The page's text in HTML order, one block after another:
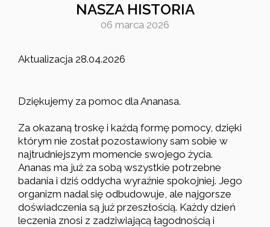
NASZA HISTORIA
06 marca 2026
Aktualizacja 28.04.2026
Dziękujemy za pomoc dla Ananasa.
Za okazaną troskę i każdą formę pomocy, dzięki
którym nie został pozostawiony sam sobie w
najtrudniejszym momencie swojego życia.
Ananas ma już za sobą wszystkie potrzebne
badania i dziś oddycha wyraźnie spokojniej. Jego
organizm nadal się odbudowuje, ale najgorsze
doświadczenia są już przeszłością. Każdy dzień
leczenia znosi z zadziwiającą łagodnością i